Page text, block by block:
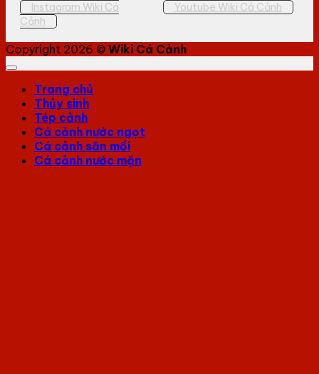
Instagram Wiki Cá
Cảnh
Youtube Wiki Cá Cảnh
Copyright 2026 © Wiki Cá Cảnh
Trang chủ
Thủy sinh
Tép cảnh
Cá cảnh nước ngọt
Cá cảnh săn mồi
Cá cảnh nước mặn